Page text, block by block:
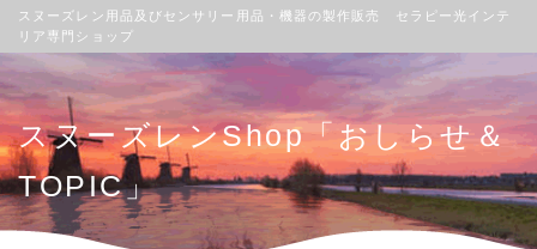
スヌーズレン用品及びセンサリー用品・機器の製作販売 セラピー光インテ
リア専門ショップ
スヌーズレンShop「おしらせ＆
TOPIC」